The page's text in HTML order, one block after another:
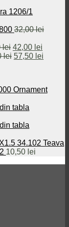
1206/1
32,00lei
lei Prețul
inițial
42,00 lei
curent
lei Prețul
59,50 lei.
57,50 lei
Ornament
tabla
tabla
Teava
10,50 lei